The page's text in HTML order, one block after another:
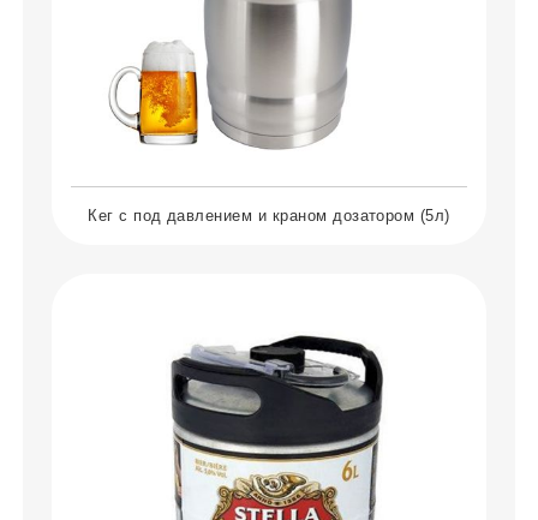
Кег с под давлением и краном дозатором (5л)